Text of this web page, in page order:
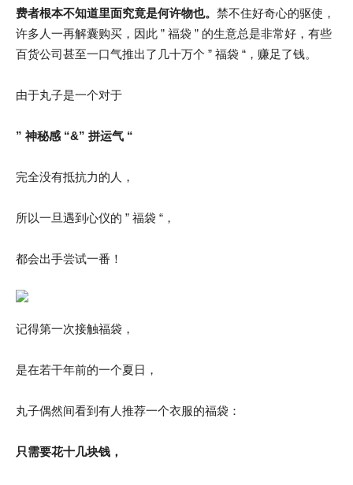
费者根本不知道里面究竟是何许物也。 禁不住好奇心的驱使，
许多人一再解囊购买，因此 ” 福袋 ” 的生意总是非常好，有些
百货公司甚至一口气推出了几十万个 ” 福袋 “，赚足了钱。
由于丸子是一个对于
” 神秘感 “&” 拼运气 “
完全没有抵抗力的人，
所以一旦遇到心仪的 ” 福袋 “，
都会出手尝试一番！
记得第一次接触福袋，
是在若干年前的一个夏日，
丸子偶然间看到有人推荐一个衣服的福袋：
只需要花十几块钱，